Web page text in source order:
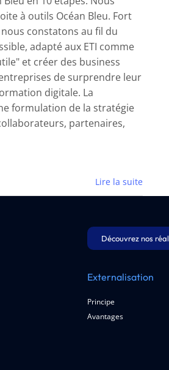
à outils Océan Bleu. Fort
constatons au fil du
adapté aux ETI comme
et créer des business
de surprendre leur
digitale. La
formulation de la stratégie
partenaires,
Lire la suite
Découvrez nos
Externalisation
Principe
Avantages